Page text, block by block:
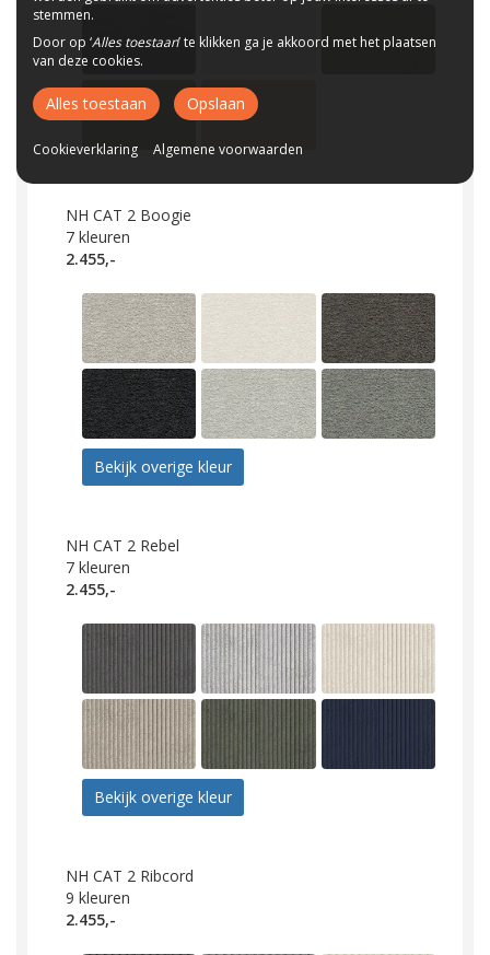
NH CAT 2 Boogie
7 kleuren
2.455,-
Bekijk overige kleur
NH CAT 2 Rebel
7 kleuren
2.455,-
Bekijk overige kleur
NH CAT 2 Ribcord
9 kleuren
2.455,-
stemmen.
Door op ‘Alles toestaan’ te klikken ga je akkoord met het plaatsen
van deze cookies.
Alles toestaan Opslaan
Cookieverklaring Algemene voorwaarden